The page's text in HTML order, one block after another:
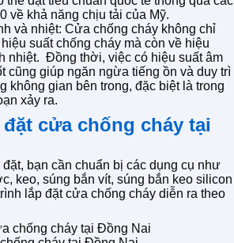
về khả năng chịu tải của Mỹ.
và nhiệt: Cửa chống cháy không chỉ
suất chống cháy mà còn về hiệu
nhiệt. Đồng thời, việc có hiệu suất âm
cũng giúp ngăn ngừa tiếng ồn và duy trì
không gian bên trong, đặc biệt là trong
xảy ra.
cửa chống cháy tại
bạn cần chuẩn bị các dụng cụ như
keo, súng bắn vít, súng bắn keo silicon
lắp đặt cửa chống cháy diễn ra theo